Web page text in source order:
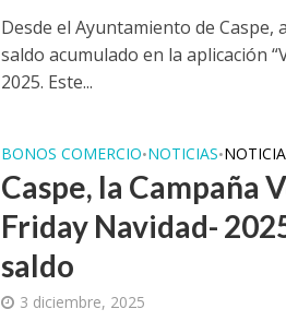
Desde el Ayuntamiento de
saldo acumulado en la aplicación
2025. Este...
BONOS COMERCIO•NOTICIAS•
Caspe, la Campaña
Friday Navidad-
saldo
3 diciembre, 2025